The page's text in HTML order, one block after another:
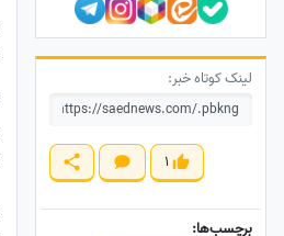
لینک کوتاه خبر:
1
برچسب‌ها: